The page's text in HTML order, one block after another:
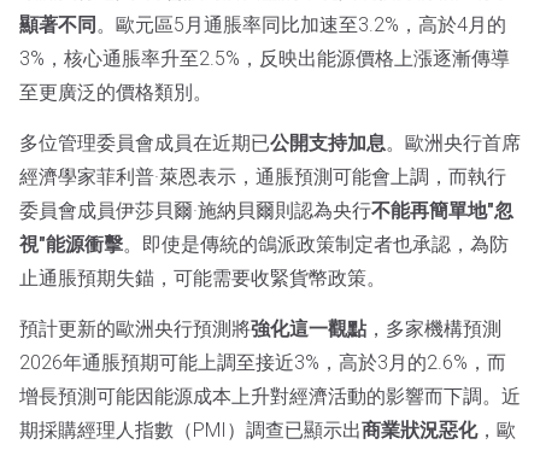
顯著不同 。歐元區5月通脹率同比加速至3.2%，高於4月的
3%，核心通脹率升至2.5%，反映出能源價格上漲逐漸傳導
至更廣泛的價格類別。
多位管理委員會成員在近期已公開支持加息。歐洲央行首席
經濟學家菲利普·萊恩表示，通脹預測可能會上調，而執行
委員會成員伊莎貝爾·施納貝爾則認為央行不能再簡單地"忽
視"能源衝擊。即使是傳統的鴿派政策制定者也承認，為防
止通脹預期失錨，可能需要收緊貨幣政策。
預計更新的歐洲央行預測將強化這一觀點 ，多家機構預測
2026年通脹預期可能上調至接近3%，高於3月的2.6%，而
增長預測可能因能源成本上升對經濟活動的影響而下調。近
期採購經理人指數（PMI）調查已顯示出商業狀況惡化，歐